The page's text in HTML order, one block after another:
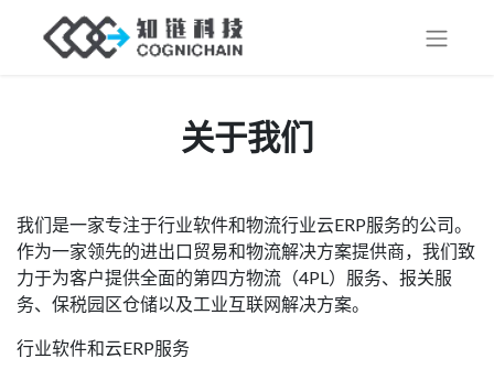
关于我们
我们是一家专注于行业软件和物流行业云ERP服务的公司。
作为一家领先的进出口贸易和物流解决方案提供商，我们致
力于为客户提供全面的第四方物流（4PL）服务、报关服
务、保税园区仓储以及工业互联网解决方案。
行业软件和云ERP服务